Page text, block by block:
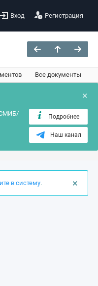
Вход Регистрация
Все документы
×
СМИБ/
Подробнее
Наш канал
×
в систему.